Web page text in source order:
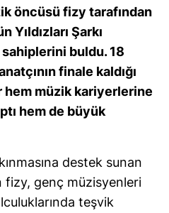
öncüsü fizy tarafından
Yıldızları Şarkı
sahiplerini buldu. 18
finale kaldığı
hem müzik kariyerlerine
hem de büyük
destek sunan
fizy, genç müzisyenleri
teşvik